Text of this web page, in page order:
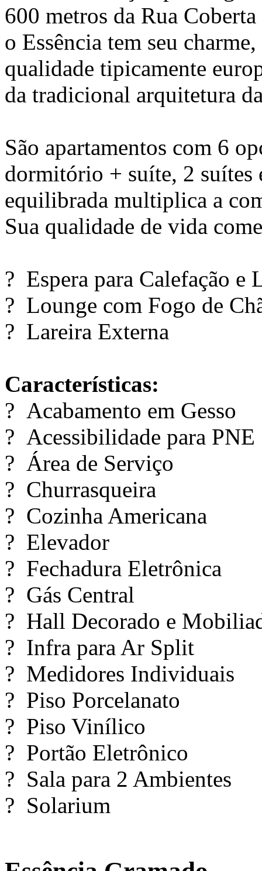
600 metros da Rua
o Essência tem seu
qualidade tipicamente
da tradicional arquitetura
São apartamentos com 6
dormitório + suíte, 2 suítes
equilibrada multiplica a
Sua qualidade de vida
? Espera para Calefação e
? Lounge com Fogo de
? Lareira Externa
Características:
? Acabamento em Gesso
? Acessibilidade para PNE
? Área de Serviço
? Churrasqueira
? Cozinha Americana
? Elevador
? Fechadura Eletrônica
? Gás Central
? Hall Decorado e
? Infra para Ar Split
? Medidores Individuais
? Piso Porcelanato
? Piso Vinílico
? Portão Eletrônico
? Sala para 2 Ambientes
? Solarium